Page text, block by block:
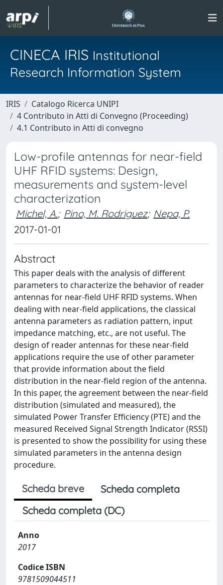
CINECA IRIS Institutional
Research Information System
IRIS
Catalogo Ricerca UNIPI
4 Contributo in Atti di Convegno (Proceeding)
4.1 Contributo in Atti di convegno
Low-profile antennas for near-field
UHF RFID systems: Design,
measurements and system-level
characterization
Michel, A.; Pino, M. Rodriguez; Nepa, P.
2017-01-01
Abstract
This paper deals with the analysis of different
parameters to characterize the behavior of reader
antennas for near-field UHF RFID systems. When
dealing with near-field applications, the classical
antenna parameters as radiation pattern, input
impedance matching, etc., are not useful. The
design of reader antennas for these near-field
applications require the use of other parameter
that provide information about the field
distribution in the near-field region of the antenna.
In this paper, the agreement between the near-field
distribution (simulated and measured), the
simulated Power Transfer Efficiency (PTE) and the
measured Received Signal Strength Indicator (RSSI)
is presented to show the possibility for using these
simulated parameters in the antenna design
procedure.
Scheda breve
Scheda completa
Scheda completa (DC)
Anno
2017
Codice ISBN
9781509044511